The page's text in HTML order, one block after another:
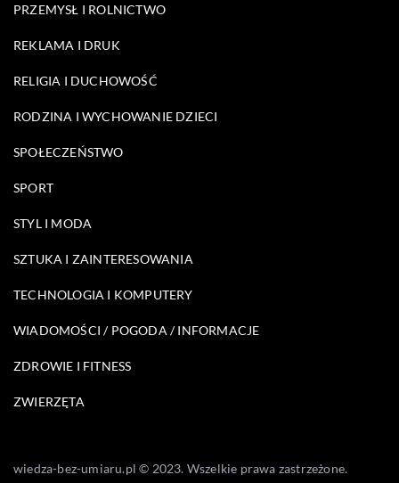
PRZEMYSŁ I ROLNICTWO
REKLAMA I DRUK
RELIGIA I DUCHOWOŚĆ
RODZINA I WYCHOWANIE DZIECI
SPOŁECZEŃSTWO
SPORT
STYL I MODA
SZTUKA I ZAINTERESOWANIA
TECHNOLOGIA I KOMPUTERY
WIADOMOŚCI / POGODA / INFORMACJE
ZDROWIE I FITNESS
ZWIERZĘTA
wiedza-bez-umiaru.pl © 2023. Wszelkie prawa zastrzeżone.